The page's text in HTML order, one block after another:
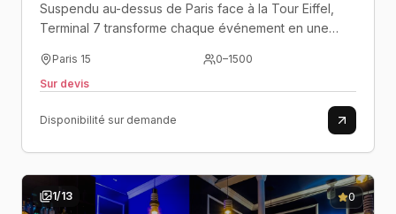
Suspendu au-dessus de Paris face à la Tour Eiffel,
Terminal 7 transforme chaque événement en une
technologie et panoramas d'exception ne font qu'un..
Paris 15 0–1500
Sur devis
Disponibilité sur demande
1/13 0